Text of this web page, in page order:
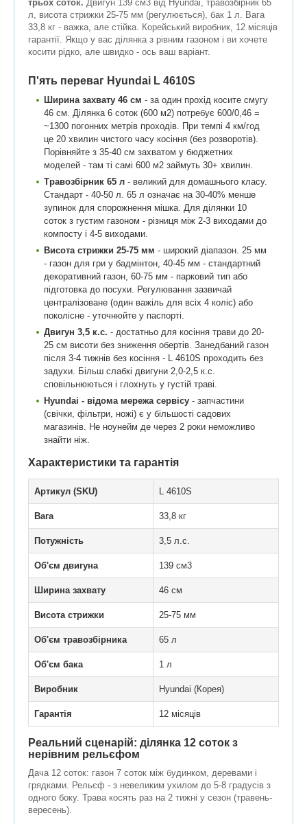
трьох соток. Двигун 139 см3 від Hyundai, травозбірник 65
л, висота стрижки 25-75 мм (регулюється), бак 1 л. Вага
33,8 кг - важка, але стійка. Корейський виробник, 12 місяців
гарантії. Якщо у вас ділянка з рівним газоном і ви хочете
косити рідко, але швидко - ось ваш варіант.
П'ять переваг Hyundai L 4610S
Ширина захвату 46 см - за один прохід косите смугу
46 см. Ділянка 6 соток (600 м2) потребує 600/0,46 =
~1300 погонних метрів проходів. При темпі 4 км/год
це 20 хвилин чистого часу косіння (без розворотів).
Порівняйте з 35-40 см захватом у бюджетних
моделей - там ті самі 600 м2 займуть 30+ хвилин.
Травозбірник 65 л - великий для домашнього класу.
Стандарт - 40-50 л. 65 л означає на 30-40% менше
зупинок для спорожнення мішка. Для ділянки 10
соток з густим газоном - різниця між 2-3 виходами до
компосту і 4-5 виходами.
Висота стрижки 25-75 мм - широкий діапазон. 25 мм
- газон для гри у бадмінтон, 40-45 мм - стандартний
декоративний газон, 60-75 мм - парковий тип або
підготовка до посухи. Регулювання зазвичай
централізоване (один важіль для всіх 4 коліс) або
поколісне - уточнюйте у паспорті.
Двигун 3,5 к.с. - достатньо для косіння трави до 20-
25 см висоти без зниження обертів. Занедбаний газон
після 3-4 тижнів без косіння - L 4610S проходить без
задухи. Більш слабкі двигуни 2,0-2,5 к.с.
сповільнюються і глохнуть у густій траві.
Hyundai - відома мережа сервісу - запчастини
(свічки, фільтри, ножі) є у більшості садових
магазинів. Не ноунейм де через 2 роки неможливо
знайти ніж.
Характеристики та гарантія
Артикул (SKU) L 4610S
Вага 33,8 кг
Потужність 3,5 л.с.
Об'єм двигуна 139 см3
Ширина захвату 46 см
Висота стрижки 25-75 мм
Об'єм травозбірника 65 л
Об'єм бака 1 л
Виробник Hyundai (Корея)
Гарантія 12 місяців
Реальний сценарій: ділянка 12 соток з
нерівним рельєфом
Дача 12 соток: газон 7 соток між будинком, деревами і
грядками. Рельєф - з невеликим ухилом до 5-8 градусів з
одного боку. Трава косять раз на 2 тижні у сезон (травень-
вересень).